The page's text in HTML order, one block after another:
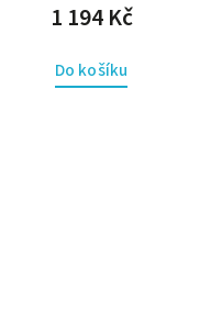
1 194 Kč
Do košíku